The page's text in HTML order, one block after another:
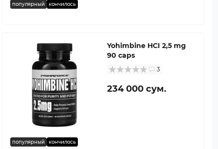
популярный кончилось
популярный кончилось
Yohimbine HCI 2,5 mg
90 caps
3
234 000 сум.